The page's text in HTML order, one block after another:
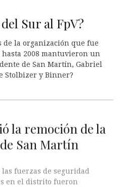
Sur al FpV?
de la organización que fue
2008 mantuvieron un
de San Martín, Gabriel
Stolbizer y Binner?
la remoción de la
San Martín
en el distrito fueron
trágicos. Ante ello, el